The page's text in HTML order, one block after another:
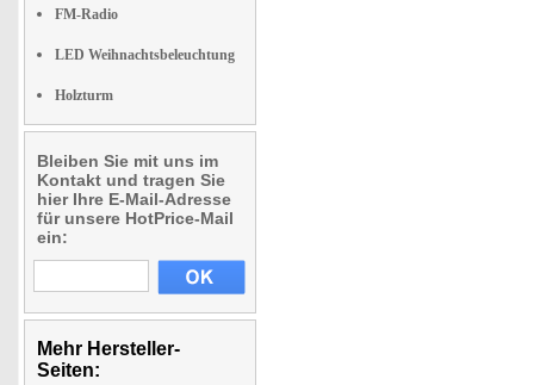
FM-Radio
LED Weihnachtsbeleuchtung
Holzturm
Bleiben Sie mit uns im
Kontakt und tragen Sie
hier Ihre E-Mail-Adresse
für unsere HotPrice-Mail
ein:
Mehr Hersteller-
Seiten: